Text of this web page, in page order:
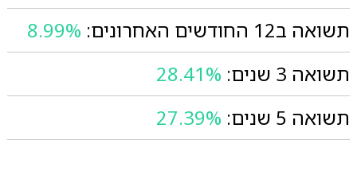
תשואה ב12 החודשים האחרונים:
8.99%
תשואה 3 שנים:
28.41%
תשואה 5 שנים:
27.39%